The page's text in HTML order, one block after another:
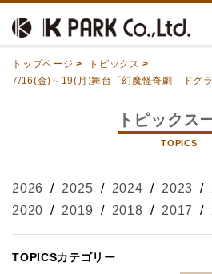
トップページ > トピックス >
7/16(金)～19(月)舞台「幻魔怪奇劇 ドグ
トピックス
TOPICS
2026 / 2025 / 2024 / 2023 /
2020 / 2019 / 2018 / 2017 /
TOPICSカテゴリー